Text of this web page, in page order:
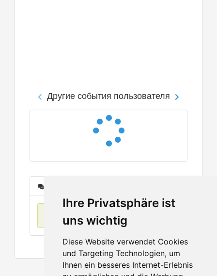
Ihre Privatsphäre ist
uns wichtig
Diese Website verwendet Cookies
und Targeting Technologien, um
Ihnen ein besseres Internet-Erlebnis
Другие события пользователя